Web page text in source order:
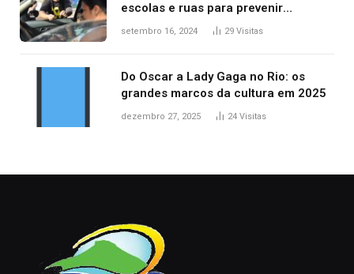
escolas e ruas para prevenir
acidentes no trânsito no AP
setembro 16, 2024 29 Visitas
Do Oscar a Lady Gaga no Rio: os
grandes marcos da cultura em 2025
dezembro 27, 2025 24 Visitas